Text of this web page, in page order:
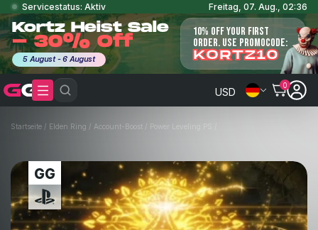
Servicestatus: Aktiv Freitag, 07. Aug., 02:36
Kortz Heist Sale
- 30% Off
5 August - 6 August
10% OFF YOUR FIRST
ORDER. USE PROMOCODE:
KORTZ10
USD
0
Startseite / Elden Ring / Account-Boost Power Leveling PS